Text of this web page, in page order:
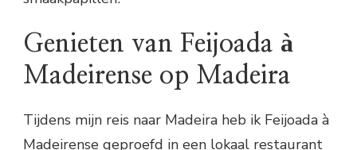
Genieten van Feijoada à
Madeirense op Madeira
Tijdens mijn reis naar Madeira heb ik Feijoada à
Madeirense geproefd in een lokaal restaurant